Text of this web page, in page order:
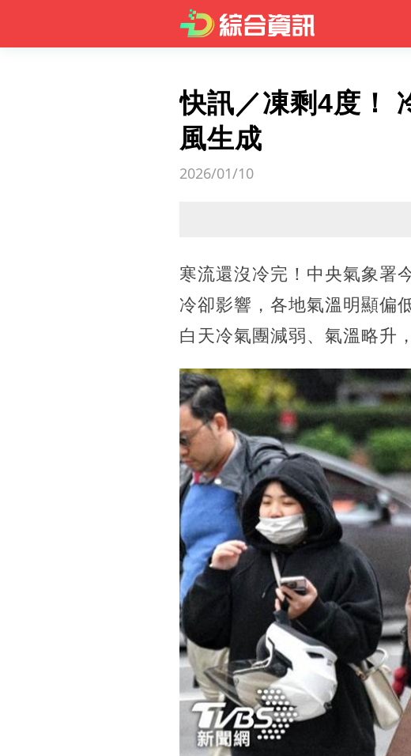
快訊／凍剩4度！
風生成
2026/01/10
寒流還沒冷完！中央氣象署
冷卻影響，各地氣溫明顯偏
白天冷氣團減弱、氣溫略升